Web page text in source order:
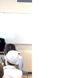
加下さい。一
集まりくださ
ライフジャパン
11:00 上記